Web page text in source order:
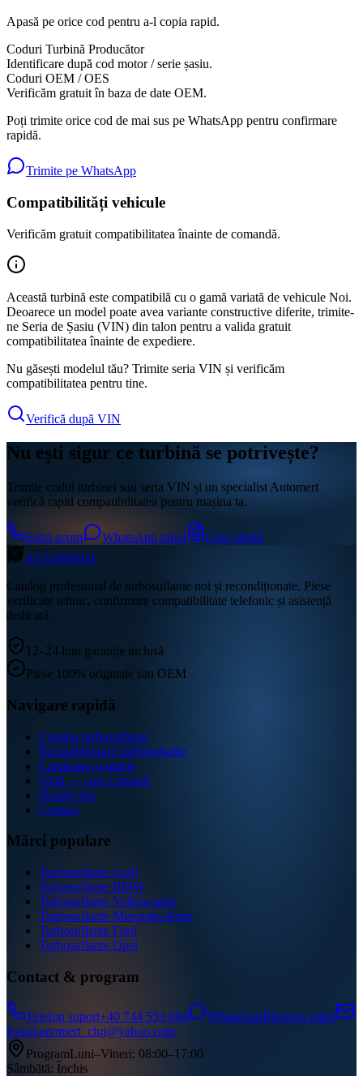
Apasă pe orice cod pentru a-l copia rapid.
Coduri Turbină Producător
Identificare după cod motor / serie șasiu.
Coduri OEM / OES
Verificăm gratuit în baza de date OEM.
Poți trimite orice cod de mai sus pe WhatsApp pentru confirmare
rapidă.
Trimite pe WhatsApp
Compatibilități vehicule
Verificăm gratuit compatibilitatea înainte de comandă.
Această turbină este compatibilă cu o gamă variată de vehicule Noi.
Deoarece un model poate avea variante constructive diferite, trimite-
ne Seria de Șasiu (VIN) din talon pentru a valida gratuit
compatibilitatea înainte de expediere.
Nu găsești modelul tău? Trimite seria VIN și verificăm
compatibilitatea pentru tine.
Verifică după VIN
Nu ești sigur ce turbină se potrivește?
Trimite codul turbinei sau seria VIN și un specialist Automert
verifică rapid compatibilitatea pentru mașina ta.
Sună acum WhatsApp rapid
Cere ofertă
AUTOMERT
Catalog profesional de turbosuflante noi și recondiționate. Piese
verificate tehnic, confirmare compatibilitate telefonic și asistență
dedicată.
12–24 luni garanție inclusă
Piese 100% originale sau OEM
Navigare rapidă
Catalog turbosuflante
Recondiționare turbosuflante
Camioane și utilaje
Ghid — cum comand
Despre noi
Contact
Mărci populare
Turbosuflante Audi
Turbosuflante BMW
Turbosuflante Volkswagen
Turbosuflante Mercedes-Benz
Turbosuflante Ford
Turbosuflante Opel
Contact & program
Telefon suport+40 744 553 684 WhatsAppRăspuns rapid
Emailautomert_cluj@yahoo.com
ProgramLuni–Vineri: 08:00–17:00
Sâmbătă: Închis